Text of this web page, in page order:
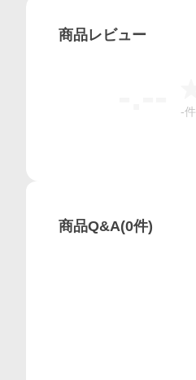
商品レビュー
-件
商品Q&A(0件)